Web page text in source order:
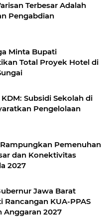
Terbesar Adalah
Pengabdian
Minta Bupati
Total Proyek Hotel di
Subsidi Sekolah di
Pengelolaan
Pemenuhan
dan Konektivitas
2027
Jawa Barat
Rancangan KUA-PPAS
Anggaran 2027